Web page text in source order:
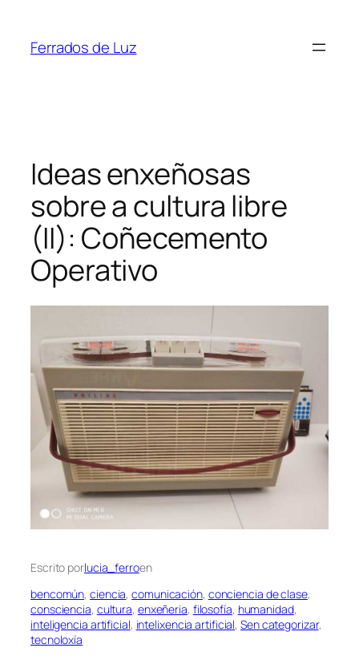
contido
Ferrados de Luz
Ideas enxeñosas
sobre a cultura libre
(II): Coñecemento
Operativo
Escrito porlucia_ferroen
bencomún, ciencia, comunicación, conciencia de clase
consciencia, cultura, enxeñeria, filosofía, humanidad
inteligencia artificial, intelixencia artificial, Sen categorizar
tecnoloxía